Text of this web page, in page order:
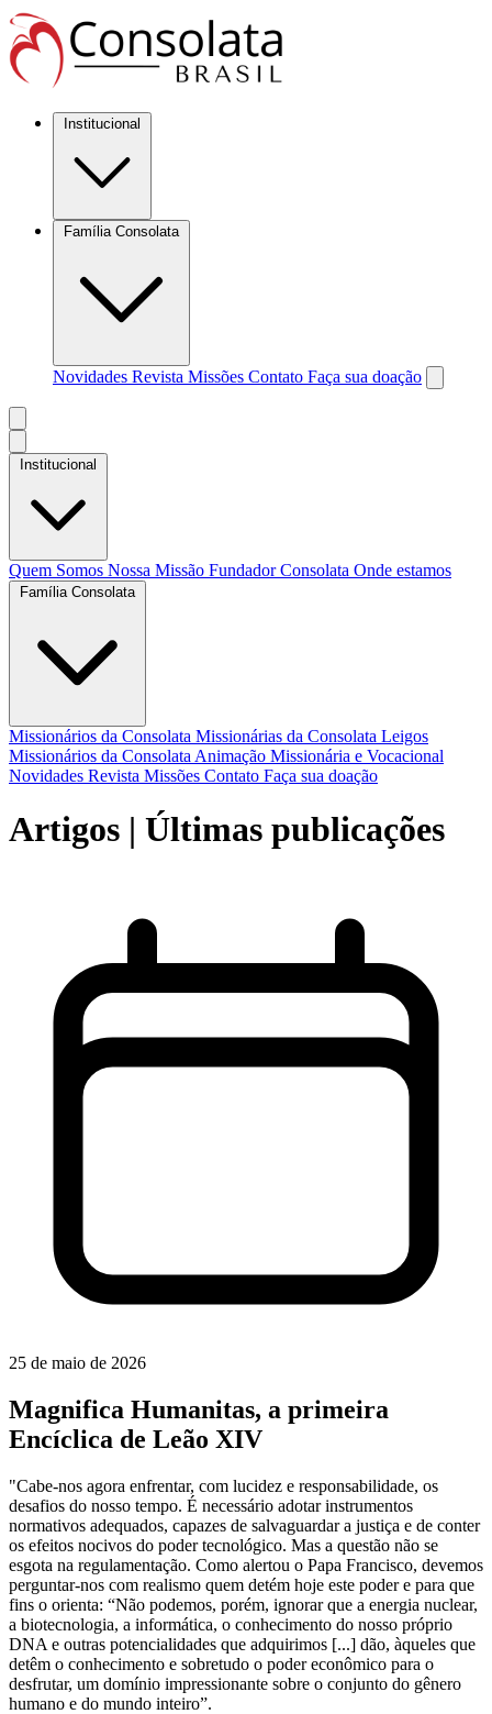
Institucional
Família Consolata
Novidades Revista Missões Contato Faça sua doação
Institucional
Quem Somos Nossa Missão FundadorConsolata Onde estamos
Família Consolata
Missionários da Consolata Missionárias da Consolata Leigos
Missionários da Consolata Animação Missionária e Vocacional
Novidades Revista Missões Contato Faça sua doação
Artigos | Últimas publicações
25 de maio de 2026
Magnifica Humanitas, a primeira
Encíclica de Leão XIV
"Cabe-nos agora enfrentar, com lucidez e responsabilidade, os
desafios do nosso tempo. É necessário adotar instrumentos
normativos adequados, capazes de salvaguardar a justiça e de conter
os efeitos nocivos do poder tecnológico. Mas a questão não se
esgota na regulamentação. Como alertou o Papa Francisco, devemos
perguntar-nos com realismo quem detém hoje este poder e para que
fins o orienta: “Não podemos, porém, ignorar que a energia nuclear,
a biotecnologia, a informática, o conhecimento do nosso próprio
DNA e outras potencialidades que adquirimos [...] dão, àqueles que
detêm o conhecimento e sobretudo o poder econômico para o
desfrutar, um domínio impressionante sobre o conjunto do gênero
humano e do mundo inteiro”.